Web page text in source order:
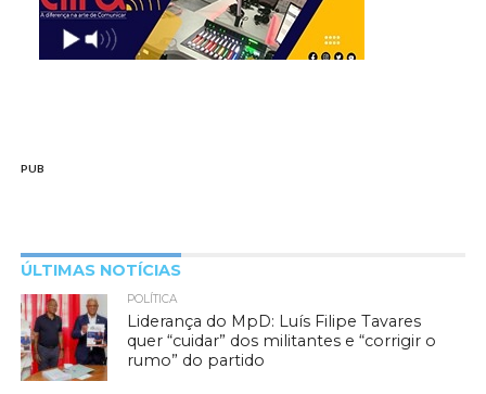
PUB
ÚLTIMAS NOTÍCIAS
POLÍTICA
Liderança do MpD: Luís Filipe Tavares
quer “cuidar” dos militantes e “corrigir o
rumo” do partido